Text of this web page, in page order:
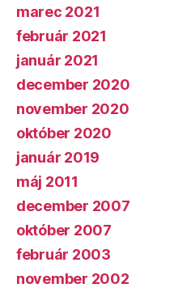
marec 2021
február 2021
január 2021
december 2020
november 2020
október 2020
január 2019
máj 2011
december 2007
október 2007
február 2003
november 2002